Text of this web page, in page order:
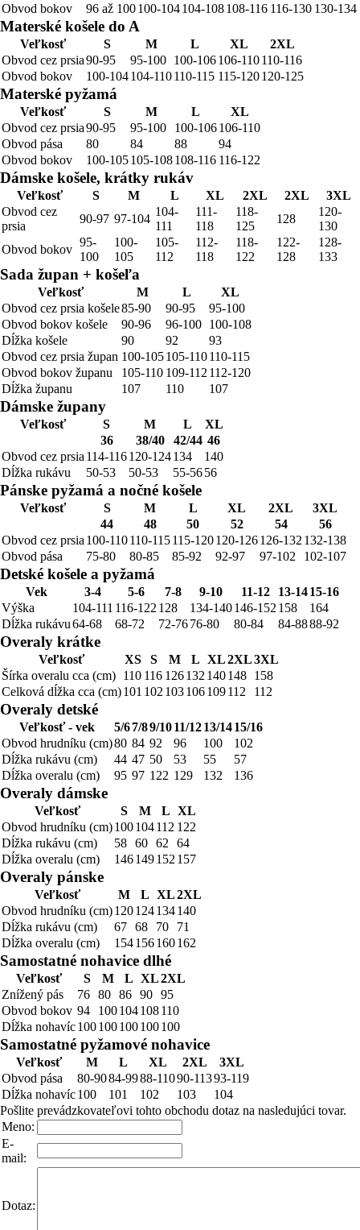
Obvod bokov
96 až 100100-104104-108108-116 116-130 130-134
Materské košele do A
Veľkosť S M L XL
2XL
Obvod cez prsia90-95 95-100 100-106106-110110-116
Obvod bokov
100-104104-110110-115 115-120120-125
Materské pyžamá
Veľkosť S M L
XL
Obvod cez prsia90-95 95-100 100-106106-110
Obvod pása
80 84 88
94
Obvod bokov
100-105105-108108-116 116-122
Dámske košele, krátky rukáv
Veľkosť S M L XL 2XL 2XL
3XL
Obvod cez
prsia
90-97 97-104
104-
111
111-
118
118-
125
128
120-
130
Obvod bokov
95-
100
100-
105
105-
112
112-
118
118-
122
122-
128
128-
133
Sada župan + košeľa
Veľkosť M L
XL
Obvod cez prsia košele85-90 90-95
95-100
Obvod bokov košele
90-96 96-100 100-108
Dĺžka košele
90 92
93
Obvod cez prsia župan 100-105105-110110-115
Obvod bokov županu
105-110 109-112 112-120
Dĺžka županu
107 110 107
Dámske župany
Veľkosť S M L
XL
36
38/40 42/44 46
Obvod cez prsia 114-116120-124134
140
Dĺžka rukávu
50-53 50-53 55-5656
Pánske pyžamá a nočné košele
Veľkosť S M L XL 2XL
3XL
44
48 50 52 54
56
Obvod cez prsia 100-110110-115115-120120-126126-132 132-138
Obvod pása
75-80 80-85 85-92 92-97 97-102 102-107
Detské košele a pyžamá
Vek 3-4 5-6 7-8 9-10 11-12 13-1415-16
Výška
104-111 116-122 128 134-140146-152 158
164
Dĺžka rukávu64-68 68-72 72-7676-80 80-84 84-8888-92
Overaly krátke
Veľkosť XS S M L XL2XL3XL
Šírka overalu cca (cm) 110 116 126132 140148 158
Celková dĺžka cca (cm)101 102 103106109112 112
Overaly detské
Veľkosť - vek 5/67/89/1011/1213/1415/16
Obvod hrudníku (cm)80 84 92 96 100
102
Dĺžka rukávu (cm)
44 47 50 53 55
57
Dĺžka overalu (cm)
95 97 122 129 132 136
Overaly dámske
Veľkosť S M L XL
Obvod hrudníku (cm)100104112 122
Dĺžka rukávu (cm)
58 60 62
64
Dĺžka overalu (cm)
146149152 157
Overaly pánske
Veľkosť M L XL2XL
Obvod hrudníku (cm)120124134140
Dĺžka rukávu (cm)
67 68 70
71
Dĺžka overalu (cm)
154156160162
Samostatné nohavice dlhé
Veľkosť S M L XL2XL
Znížený pás
76 80 86 90 95
Obvod bokov 94 100104108110
Dĺžka nohavíc100100100100100
Samostatné pyžamové nohavice
Veľkosť M L XL 2XL
3XL
Obvod pása
80-9084-9988-11090-11393-119
Dĺžka nohavíc100 101 102 103
104
Pošlite prevádzkovateľovi tohto obchodu dotaz na nasledujúci tovar.
Meno:
E-
mail:
Dotaz: